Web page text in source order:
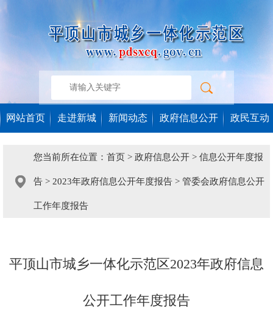
网站首页 走进新城 新闻动态 政府信息公开 政民互动
您当前所在位置： 首页 > 政府信息公开 > 信息公开年度报
告 > 2023年政府信息公开年度报告 > 管委会政府信息公开
工作年度报告
平顶山市城乡一体化示范区2023年政府信息
公开工作年度报告